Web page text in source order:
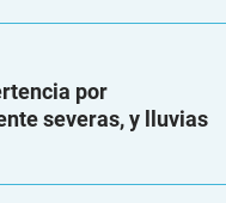
por
severas, y lluvias